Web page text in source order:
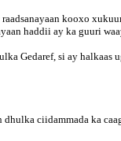
kooxo
haddii ay ka guuri
Gedaref, si ay halkaas
ciidammada ka